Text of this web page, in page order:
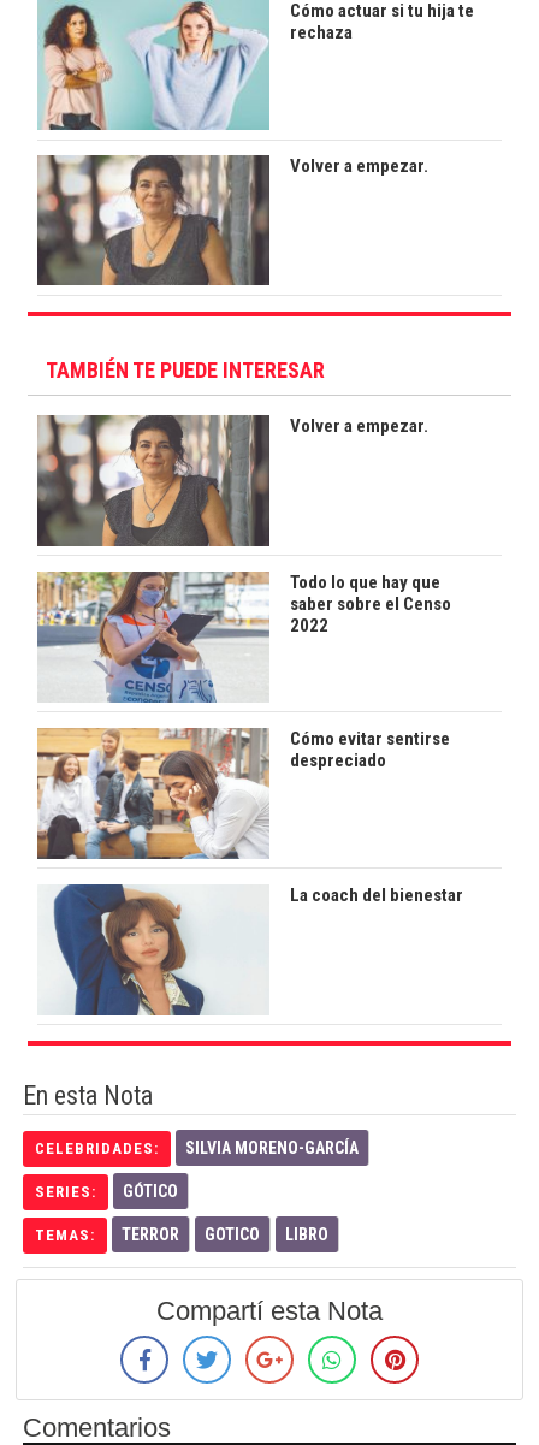
Cómo actuar si tu hija te
rechaza
Volver a empezar.
TAMBIÉN TE PUEDE INTERESAR
Volver a empezar.
Todo lo que hay que
saber sobre el Censo
2022
Cómo evitar sentirse
despreciado
La coach del bienestar
En esta Nota
CELEBRIDADES: SILVIA MORENO-GARCÍA
SERIES: GÓTICO
TEMAS: TERROR GOTICO LIBRO
Compartí esta Nota
Comentarios